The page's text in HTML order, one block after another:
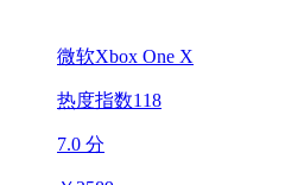
微软Xbox One X
热度指数118
7.0 分